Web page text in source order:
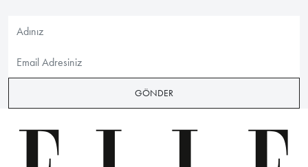
GÖNDER